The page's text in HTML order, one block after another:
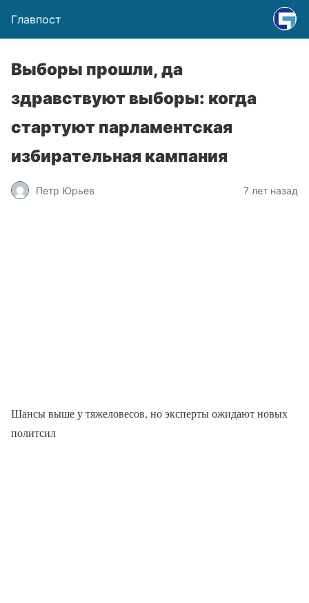
Главпост
Выборы прошли, да
здравствуют выборы: когда
стартуют парламентская
избирательная кампания
Петр Юрьев 7 лет назад
Шансы выше у тяжеловесов, но эксперты ожидают новых
политсил